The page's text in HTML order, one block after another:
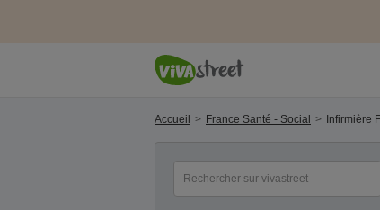
Accueil France Santé - Social Infirmière